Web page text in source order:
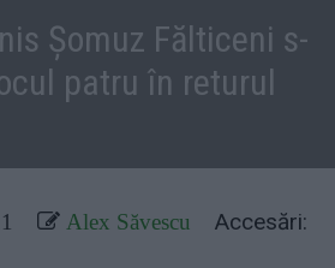
Șomuz Fălticeni s-
patru în returul
Alex Săvescu
Accesări: